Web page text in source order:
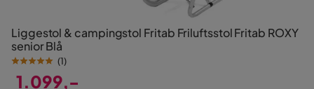
Liggestol & campingstol Fritab Friluftsstol Fritab ROXY
senior Blå
(1)
1.099,-